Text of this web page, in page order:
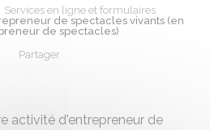
Services en ligne et formulaires
de spectacles vivants (en
de spectacles)
Partager
activité d'entrepreneur de